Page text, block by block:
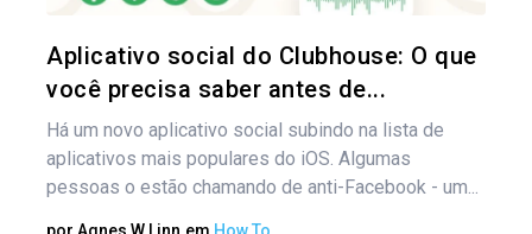
Aplicativo social do Clubhouse: O que
você precisa saber antes de...
Há um novo aplicativo social subindo na lista de
aplicativos mais populares do iOS. Algumas
pessoas o estão chamando de anti-Facebook - um...